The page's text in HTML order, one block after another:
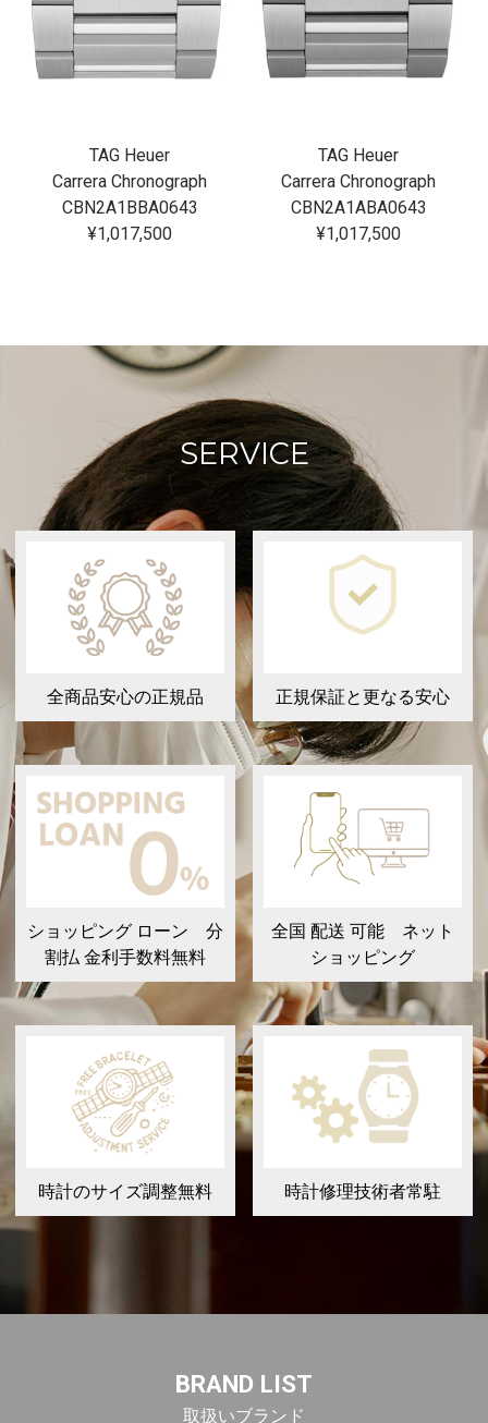
TAG Heuer
Carrera Chronograph
CBN2A1BBA0643
¥1,017,500
TAG Heuer
Carrera Chronograph
CBN2A1ABA0643
¥1,017,500
SERVICE
全商品安心の正規品 正規保証と更なる安心
ショッピング ローン 分
割払 金利手数料無料
全国 配送 可能 ネット
ショッピング
時計のサイズ調整無料 時計修理技術者常駐
BRAND LIST
取扱いブランド